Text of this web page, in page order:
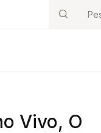
Search
Vivo, O